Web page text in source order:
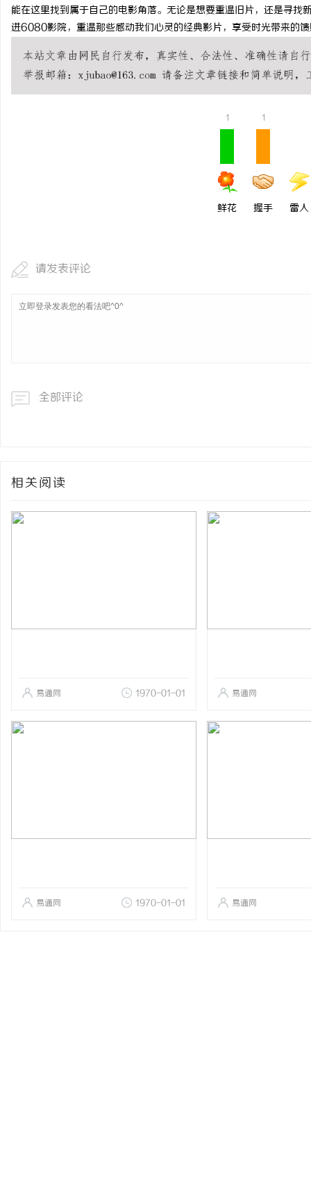
能在这里找到属于自己的电影角落。无论是想要重温旧片，还是寻
进6080影院，重温那些感动我们心灵的经典影片，享受时光带来的
1
鲜花
1
握手 雷人
请发表评论
全部评论
相关阅读
易通网 1970-01-01 易通网
易通网 1970-01-01 易通网